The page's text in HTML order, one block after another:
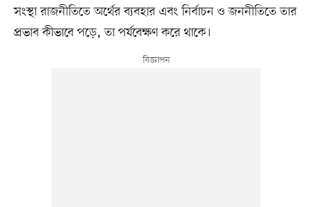
সংস্থা রাজনীতিতে অর্থের ব্যবহার এবং নির্বাচন ও জননীতিতে তার
প্রভাব কীভাবে পড়ে, তা পর্যবেক্ষণ করে থাকে।